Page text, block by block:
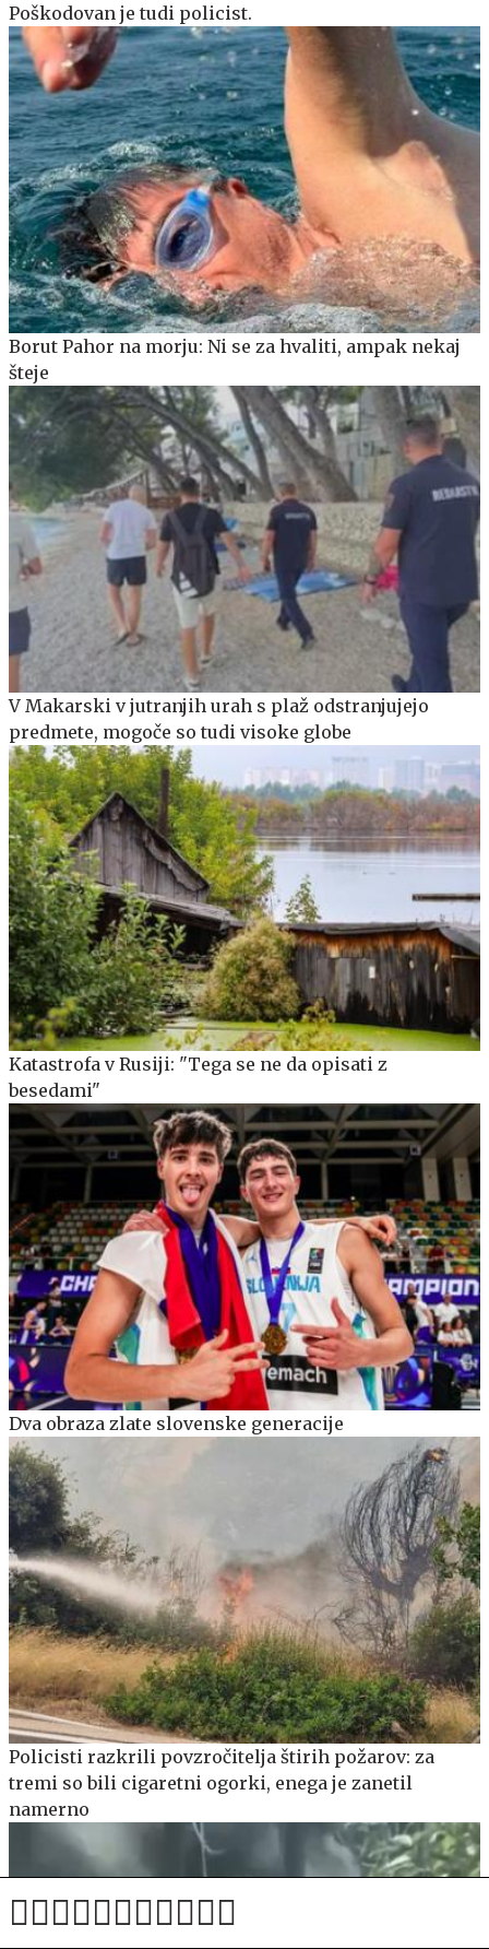
Poškodovan je tudi policist.
Borut Pahor na morju: Ni se za hvaliti, ampak nekaj
šteje
V Makarski v jutranjih urah s plaž odstranjujejo
predmete, mogoče so tudi visoke globe
Katastrofa v Rusiji: "Tega se ne da opisati z
besedami"
Dva obraza zlate slovenske generacije
Policisti razkrili povzročitelja štirih požarov: za
tremi so bili cigaretni ogorki, enega je zanetil
namerno